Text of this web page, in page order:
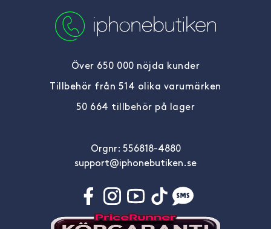
Över 650 000 nöjda kunder
Tillbehör från 514 olika varumärken
50 664 tillbehör på lager
Orgnr: 556818-4880
support@iphonebutiken.se